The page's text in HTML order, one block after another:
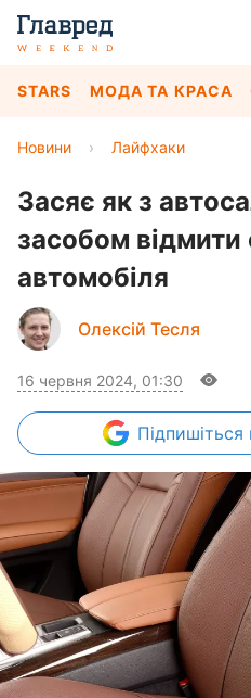
STARS МОДА ТА КРАСА
Новини › Лайфхаки
Засяє як з
засобом відмити
автомобіля
Олексій Тесля
16 червня 2024, 01:30
Підпишіться